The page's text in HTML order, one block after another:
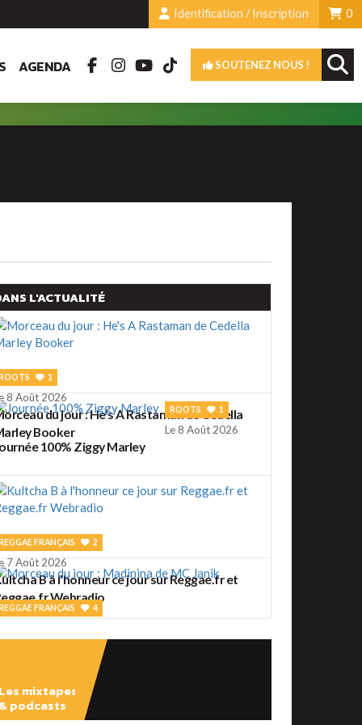
0
Identification / Inscription
AGENDA SOUTENEZ NOUS !
L'ACTUALITÉ
1
8 Août 2026
du jour : He's A Rastaman de Cedella
Booker
ROOTS 1
Le 8 Août 2026
100% Ziggy Marley
FRANÇAIS 2
7 Août 2026
B à l'honneur ce jour sur Reggae.fr et
Webradio
FRANÇAIS 4
du jour : Madinina de MC Janik
ROOTS 56
Les mixtapes
& podcasts